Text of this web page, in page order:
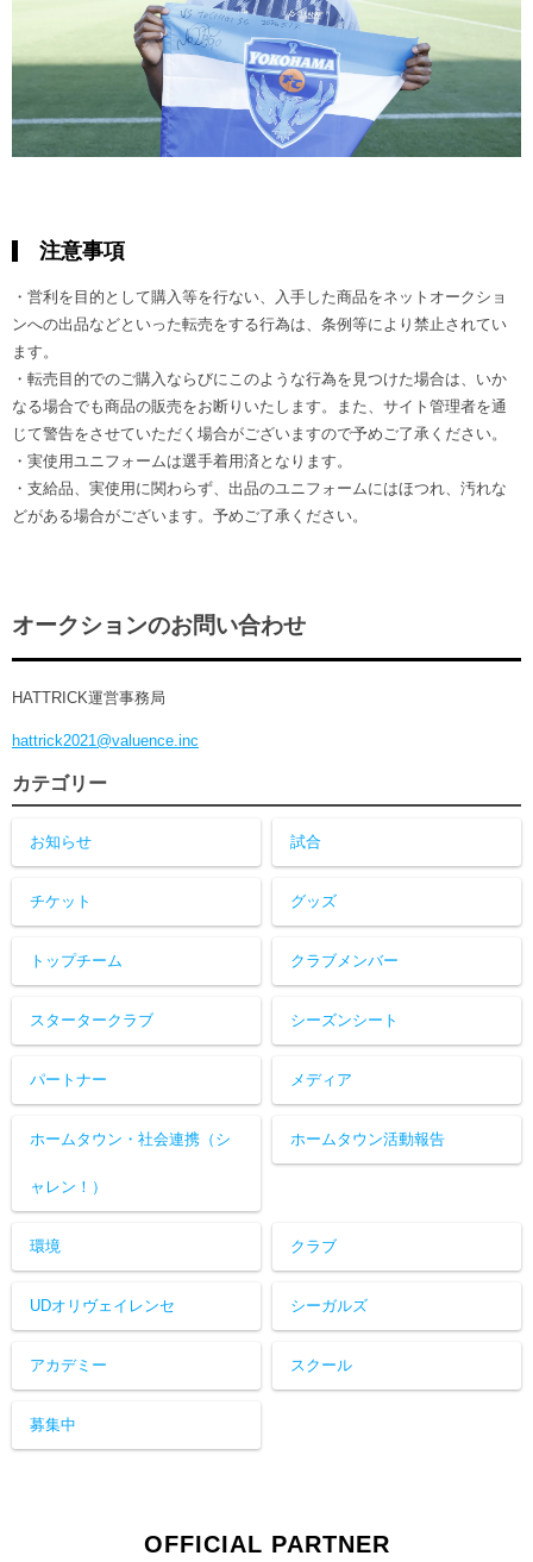
注意事項
・営利を目的として購入等を行ない、入手した商品をネットオークショ
ンへの出品などといった転売をする行為は、条例等により禁止されてい
ます。
・転売目的でのご購入ならびにこのような行為を見つけた場合は、いか
なる場合でも商品の販売をお断りいたします。また、サイト管理者を通
じて警告をさせていただく場合がございますので予めご了承ください。
・実使用ユニフォームは選手着用済となります。
・支給品、実使用に関わらず、出品のユニフォームにはほつれ、汚れな
どがある場合がございます。予めご了承ください。
オークションのお問い合わせ
HATTRICK運営事務局
hattrick2021@valuence.inc
カテゴリー
お知らせ 試合
チケット グッズ
トップチーム クラブメンバー
スタータークラブ シーズンシート
パートナー メディア
ホームタウン・社会連携（シ
ャレン！）
ホームタウン活動報告
環境 クラブ
UDオリヴェイレンセ シーガルズ
アカデミー スクール
募集中
OFFICIAL PARTNER